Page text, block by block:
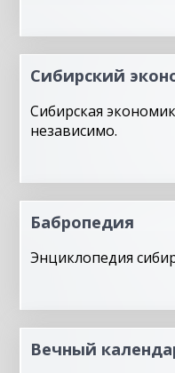
Сибирский
Сибирская
независимо.
Бабропедия
Энциклопедия
Вечный